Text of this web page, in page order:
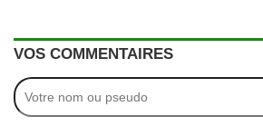
VOS COMMENTAIRES